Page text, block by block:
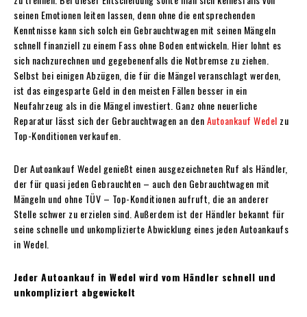
seinen Emotionen leiten lassen, denn ohne die entsprechenden
Kenntnisse kann sich solch ein Gebrauchtwagen mit seinen Mängeln
schnell finanziell zu einem Fass ohne Boden entwickeln. Hier lohnt es
sich nachzurechnen und gegebenenfalls die Notbremse zu ziehen.
Selbst bei einigen Abzügen, die für die Mängel veranschlagt werden,
ist das eingesparte Geld in den meisten Fällen besser in ein
Neufahrzeug als in die Mängel investiert. Ganz ohne neuerliche
Reparatur lässt sich der Gebrauchtwagen an denAutoankauf Wedel zu
Top-Konditionen verkaufen.
Der Autoankauf Wedel genießt einen ausgezeichneten Ruf als Händler,
der für quasi jeden Gebrauchten – auch den Gebrauchtwagen mit
Mängeln und ohne TÜV – Top-Konditionen aufruft, die an anderer
Stelle schwer zu erzielen sind. Außerdem ist der Händler bekannt für
seine schnelle und unkomplizierte Abwicklung eines jeden Autoankaufs
in Wedel.
Jeder Autoankauf in Wedel wird vom Händler schnell und
unkompliziert abgewickelt